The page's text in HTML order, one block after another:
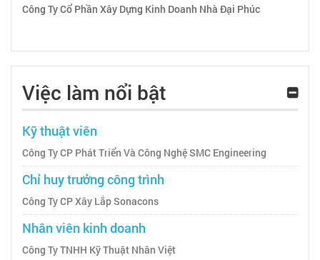
Công Ty Cổ Phần Xây Dựng Kinh Doanh Nhà Đại Phúc
Việc làm nổi bật
Kỹ thuật viên
Công Ty CP Phát Triển Và Công Nghệ SMC Engineering
Chỉ huy trưởng công trình
Công Ty CP Xây Lắp Sonacons
Nhân viên kinh doanh
Công Ty TNHH Kỹ Thuật Nhân Việt